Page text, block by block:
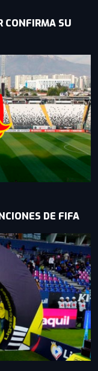
CONFIRMA SU
DE FIFA